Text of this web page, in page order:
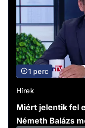
1 perc
Hírek
Miért jelentik fel
Németh Balázs